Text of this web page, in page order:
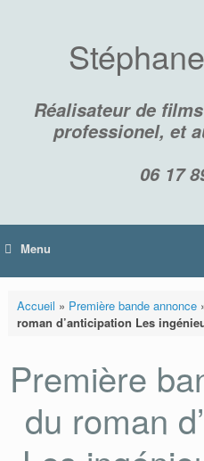
Réalisateur de
professionel, et
06 17
Menu
Accueil » Première bande annonce
roman d’anticipation Les
Première
du roman